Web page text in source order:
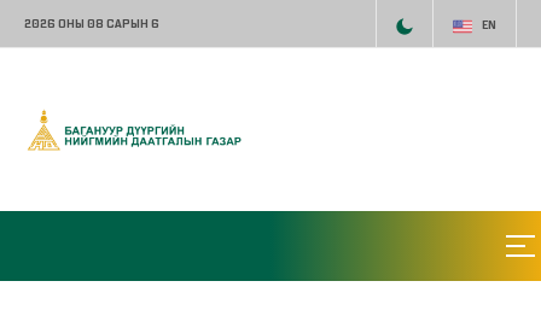
2026 ОНЫ 08 САРЫН 6 EN